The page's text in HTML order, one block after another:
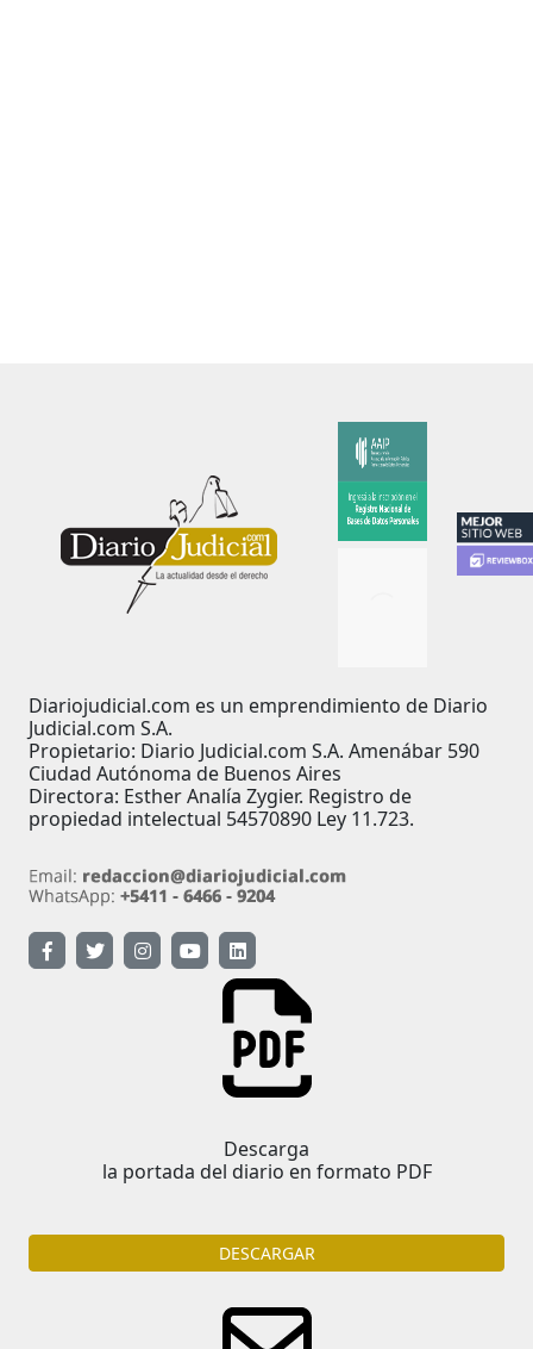
Diariojudicial.com es un emprendimiento de Diario
Judicial.com S.A.
Propietario: Diario Judicial.com S.A. Amenábar 590
Ciudad Autónoma de Buenos Aires
Directora: Esther Analía Zygier. Registro de
propiedad intelectual 54570890 Ley 11.723.
Descarga
la portada del diario en formato PDF
DESCARGAR